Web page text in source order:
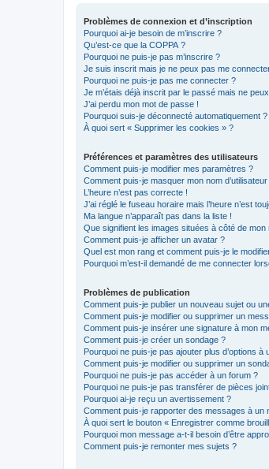
Problèmes de connexion et d’inscription
Pourquoi ai-je besoin de m’inscrire ?
Qu’est-ce que la COPPA ?
Pourquoi ne puis-je pas m’inscrire ?
Je suis inscrit mais je ne peux pas me
Pourquoi ne puis-je pas me connecter ?
Je m’étais déjà inscrit par le passé mais ne
J’ai perdu mon mot de passe !
Pourquoi suis-je déconnecté automatiquement ?
À quoi sert « Supprimer les cookies » ?
Préférences et paramètres des utilisateurs
Comment puis-je modifier mes paramètres ?
Comment puis-je masquer mon nom
L’heure n’est pas correcte !
J’ai réglé le fuseau horaire mais l’heure n’est
Ma langue n’apparaît pas dans la liste !
Que signifient les images situées à côté de mon
Comment puis-je afficher un avatar ?
Quel est mon rang et comment puis-je le
Pourquoi m’est-il demandé de me connecter
Problèmes de publication
Comment puis-je publier un nouveau sujet ou
Comment puis-je modifier ou supprimer un
Comment puis-je insérer une signature à mon
Comment puis-je créer un sondage ?
Pourquoi ne puis-je pas ajouter plus d’options à
Comment puis-je modifier ou supprimer un
Pourquoi ne puis-je pas accéder à un forum ?
Pourquoi ne puis-je pas transférer de pièces
Pourquoi ai-je reçu un avertissement ?
Comment puis-je rapporter des messages à un
À quoi sert le bouton « Enregistrer comme
Pourquoi mon message a-t-il besoin d’être
Comment puis-je remonter mes sujets ?